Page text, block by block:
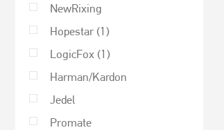
NewRixing
Hopestar (1)
LogicFox (1)
Harman/Kardon
Jedel
Promate